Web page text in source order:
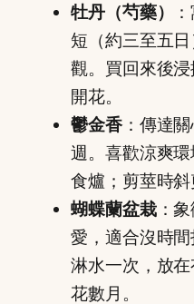
牡丹（芍藥）
短（約三至五
觀。買回來後
開花。
鬱金香：傳達
週。喜歡涼爽
食爐；剪莖時斜
蝴蝶蘭盆栽：
愛，適合沒時
淋水一次，放
花數月。